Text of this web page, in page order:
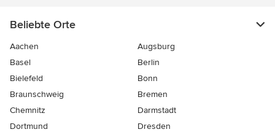
Beliebte Orte
Aachen
Augsburg
Basel
Berlin
Bielefeld
Bonn
Braunschweig
Bremen
Chemnitz
Darmstadt
Dortmund
Dresden